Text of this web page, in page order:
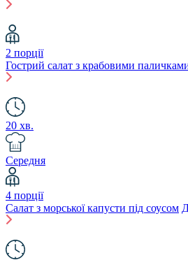
2 порції
Гострий салат з крабовими
20 хв.
Середня
4 порції
Салат з морської капусти під соусом